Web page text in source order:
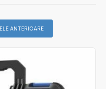
ANTERIOARE